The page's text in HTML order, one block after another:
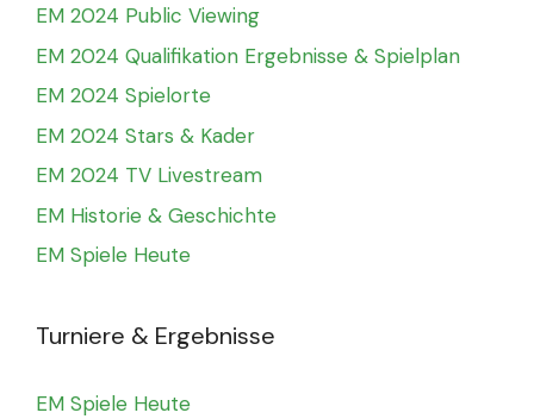
EM 2024 Public Viewing
EM 2024 Qualifikation Ergebnisse & Spielplan
EM 2024 Spielorte
EM 2024 Stars & Kader
EM 2024 TV Livestream
EM Historie & Geschichte
EM Spiele Heute
Turniere & Ergebnisse
EM Spiele Heute